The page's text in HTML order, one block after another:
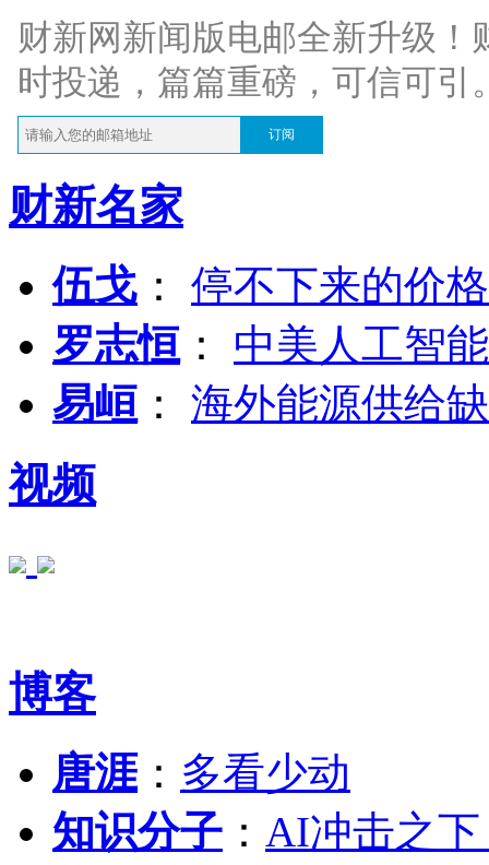
财新网新闻版电邮全新升级
时投递，篇篇重磅，可信可引
订阅
财新名家
伍戈 ： 停不下来的价
罗志恒 ： 中美人工智
易峘 ： 海外能源供给
视频
博客
唐涯： 多看少动
知识分子 ： AI冲击之